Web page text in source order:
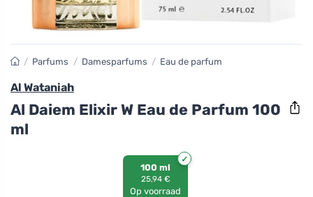
/ Parfums / Damesparfums / Eau de parfum
Al Wataniah
Al Daiem Elixir W Eau de Parfum 100
ml
100 ml
25,94 €
Op voorraad